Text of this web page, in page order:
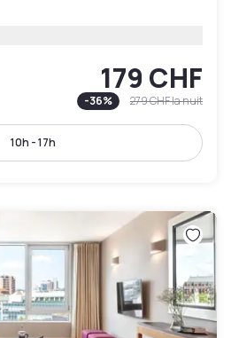
179 CHF
-36% 279 CHFla nuit
10h - 17h